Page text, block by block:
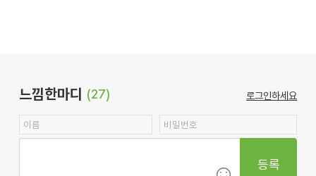
느낌한마디 (27) 로그인하세요
등록